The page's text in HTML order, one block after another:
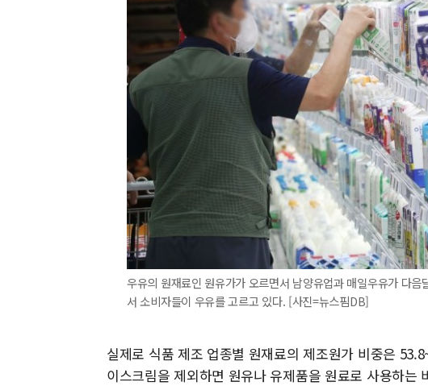
우유의 원재료인 원유가가 오르면서 남양유업과 매일우유가 다
서 소비자들이 우유를 고르고 있다. [사진=뉴스핌DB]
실제로 식품 제조 업종별 원재료의 제조원가 비중은
이스크림을 제외하면 원유나 유제품을 원료로 사용하는